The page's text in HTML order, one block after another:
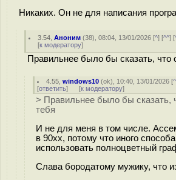
Никаких. Он не для написания
3.54 ,Аноним (38), 08:04, 13/01/2026 [^] [^^] [
[к модератору]
Правильнее было бы сказать, что
4.55 ,windows10 (ok), 10:40, 13/01/2026 [^
[ответить] [к модератору]
> Правильнее было бы сказать,
тебя
И не для меня в том числе.
в 90хх, потому что иного
использовать полноцветный
Слава бородатому мужику, что